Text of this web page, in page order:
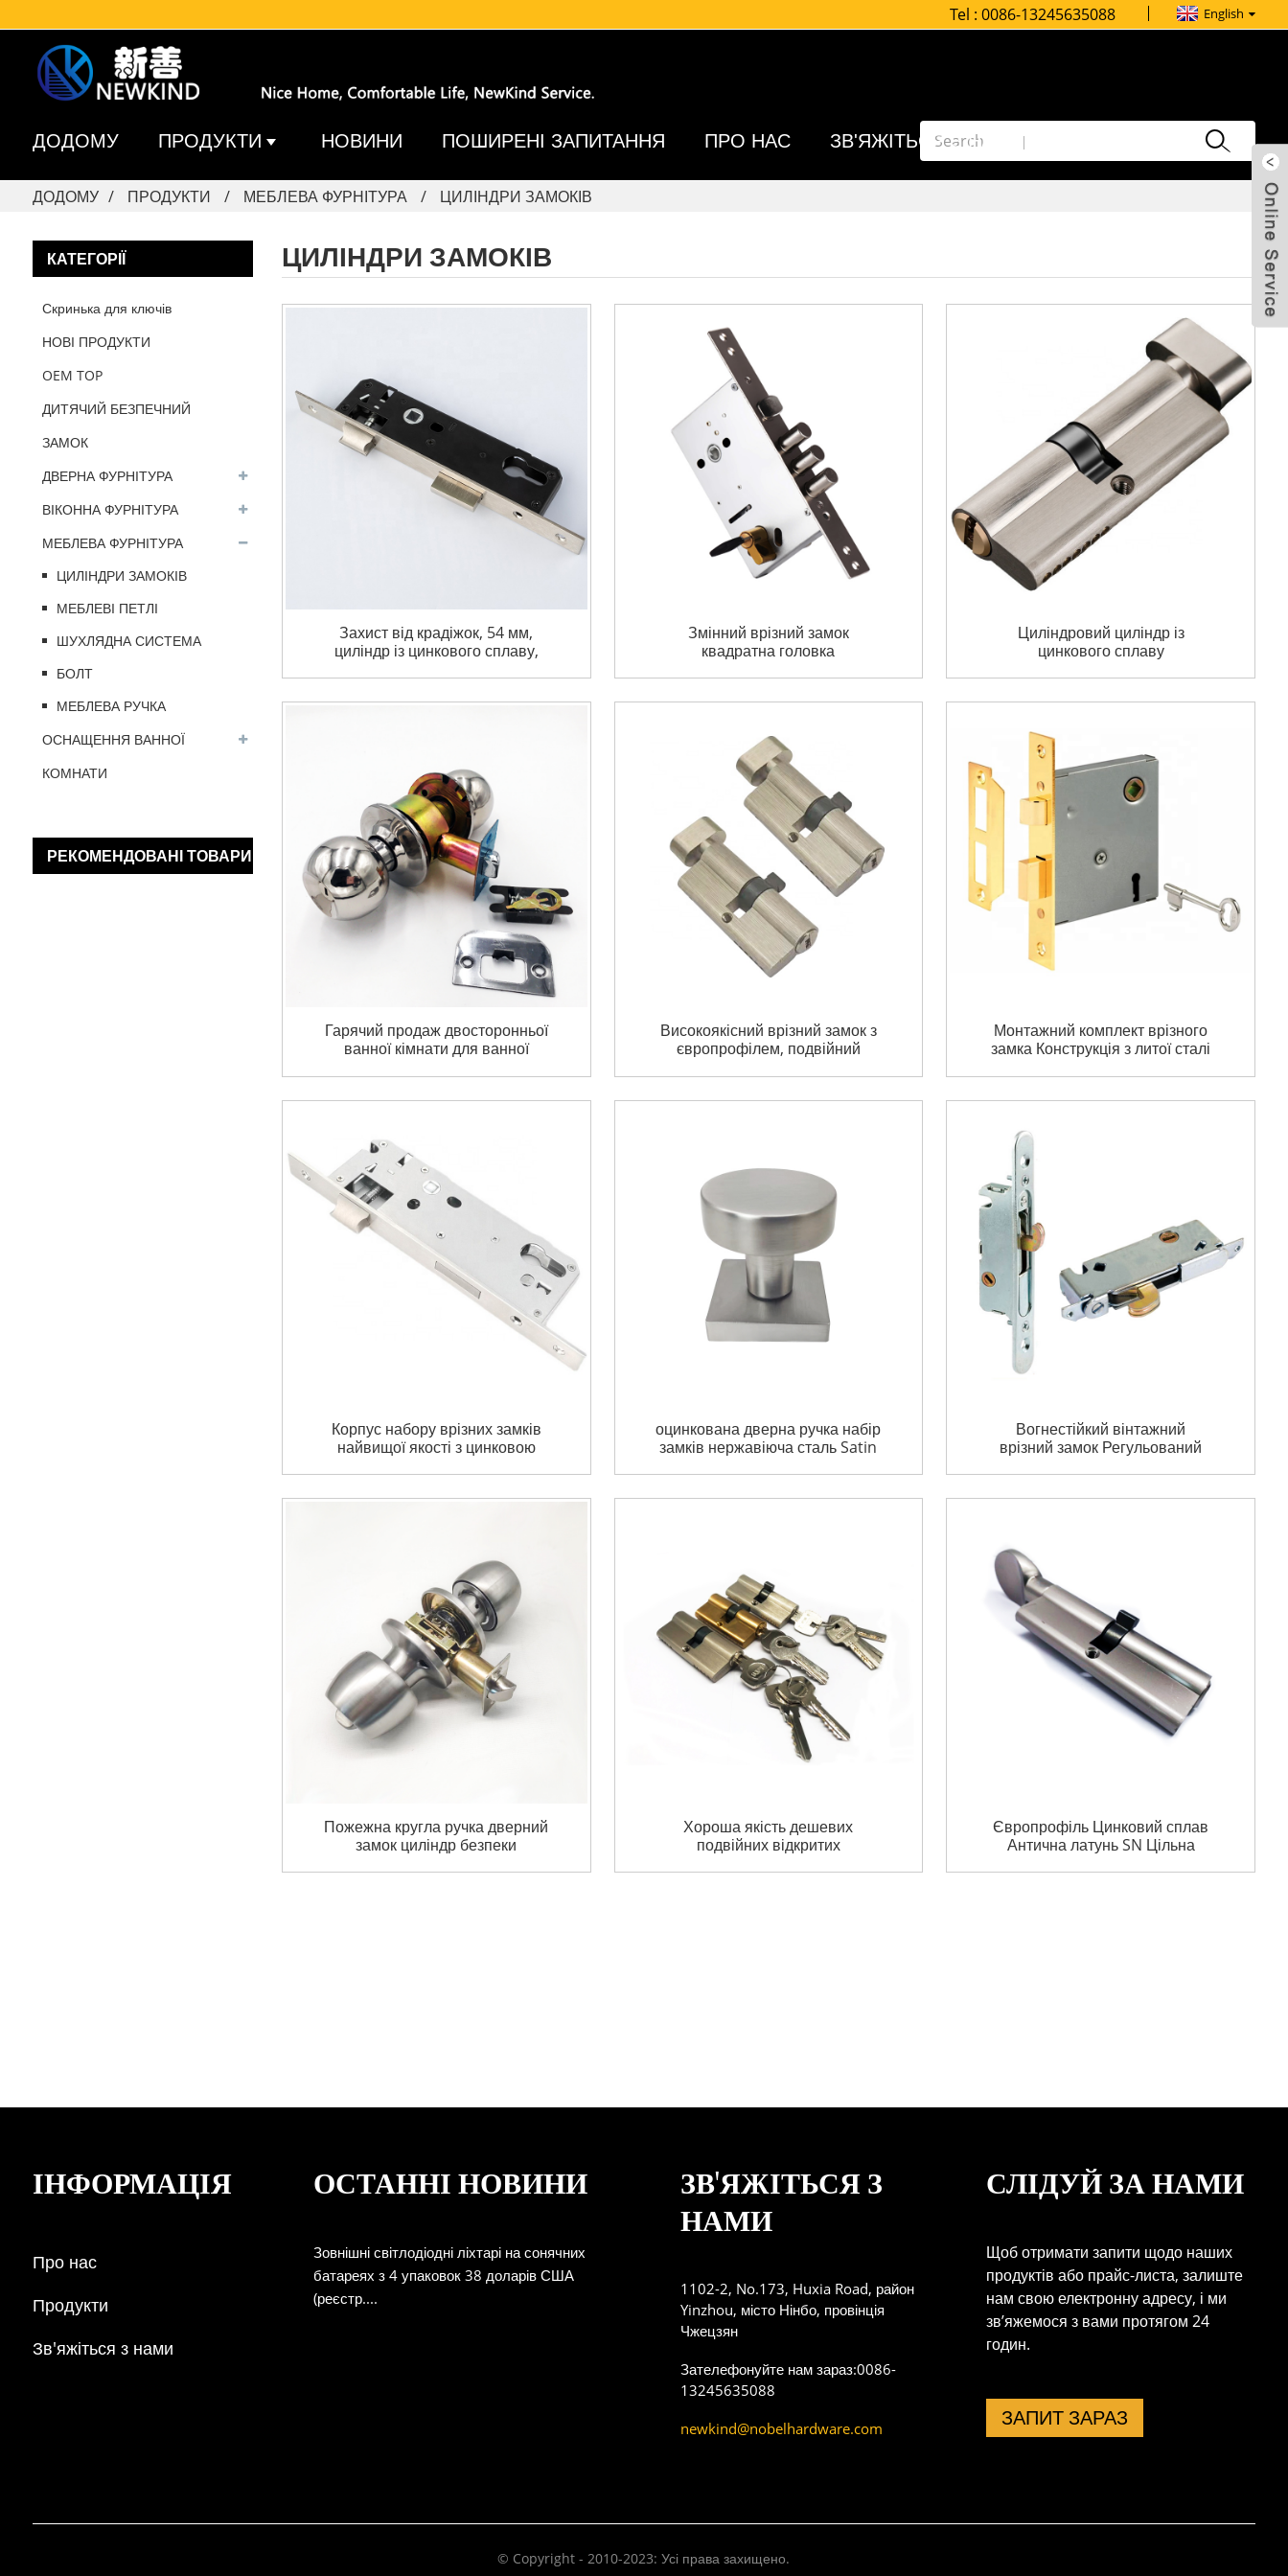
Tel :0086-13245635088 English
ДОДОМУ ПРОДУКТИ НОВИНИ ПОШИРЕНІ ЗАПИТАННЯ ПРО НАС ЗВ'ЯЖІТЬСЯ З НАМИ
ДОДОМУ ПРОДУКТИ МЕБЛЕВА ФУРНІТУРА ЦИЛІНДРИ ЗАМОКІВ
КАТЕГОРІЇ
Скринька для ключів
НОВІ ПРОДУКТИ
OEM TOP
ДИТЯЧИЙ БЕЗПЕЧНИЙ
ЗАМОК
ДВЕРНА ФУРНІТУРА
ВІКОННА ФУРНІТУРА
МЕБЛЕВА ФУРНІТУРА
ЦИЛІНДРИ ЗАМОКІВ
МЕБЛЕВІ ПЕТЛІ
ШУХЛЯДНА СИСТЕМА
БОЛТ
МЕБЛЕВА РУЧКА
ОСНАЩЕННЯ ВАННОЇ
КОМНАТИ
РЕКОМЕНДОВАНІ ТОВАРИ
ЦИЛІНДРИ ЗАМОКІВ
Захист від крадіжок, 54 мм,
циліндр із цинкового сплаву,
Змінний врізний замок
квадратна головка
дверний замок корпус для
Циліндровий циліндр із
цинкового сплаву
Цільний латунний циліндр із
Гарячий продаж двосторонньої
ванної кімнати для ванної
Круглий кульовий дверний
Високоякісний врізний замок з
європрофілем, подвійний
відкритий циліндровий
Монтажний комплект врізного
замка Конструкція з литої сталі
врізний замок Засув
Корпус набору врізних замків
найвищої якості з цинковою
оцинкована дверна ручка набір
замків нержавіюча сталь Satin
Вогнестійкий вінтажний
врізний замок Регульований
дверей
Пожежна кругла ручка дверний
замок циліндр безпеки
Хороша якість дешевих
подвійних відкритих
Європрофіль Цинковий сплав
Антична латунь SN Цільна
ІНФОРМАЦІЯ
Про нас
Продукти
Зв'яжіться з нами
ОСТАННІ НОВИНИ
Зовнішні світлодіодні ліхтарі на сонячних
батареях з 4 упаковок 38 доларів США
(реєстр....
ЗВ'ЯЖІТЬСЯ З
НАМИ
1102-2, No.173, Huxia Road, район
Yinzhou, місто Нінбо, провінція
Чжецзян
Зателефонуйте нам зараз:0086-
13245635088
newkind@nobelhardware.com
СЛІДУЙ ЗА НАМИ
Щоб отримати запити щодо наших
продуктів або прайс-листа, залиште
нам свою електронну адресу, і ми
зв’яжемося з вами протягом 24
годин.
ЗАПИТ ЗАРАЗ
© Copyright - 2010-2023: Усі права захищено.